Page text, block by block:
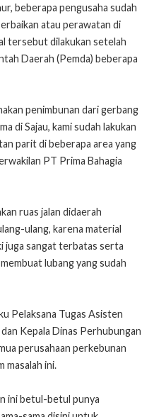
beberapa pengusaha sudah
atau perawatan di
tersebut dilakukan setelah
Daerah (Pemda) beberapa
penimbunan dari gerbang
di Sajau, kami sudah lakukan
parit di beberapa area yang
PT Prima Bahagia
ruas jalan didaerah
ulang, karena material
juga sangat terbatas serta
lubang yang sudah
Pelaksana Tugas Asisten
Kepala Dinas Perhubungan
perusahaan perkebunan
masalah ini.
ini betul-betul punya